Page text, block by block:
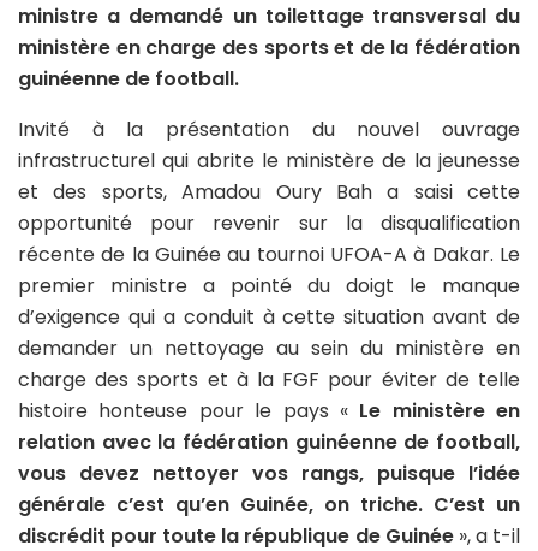
ministre a demandé un toilettage transversal du
ministère en charge des sports et de la fédération
guinéenne de football.
Invité à la présentation du nouvel ouvrage
infrastructurel qui abrite le ministère de la jeunesse
et des sports, Amadou Oury Bah a saisi cette
opportunité pour revenir sur la disqualification
récente de la Guinée au tournoi UFOA-A à Dakar. Le
premier ministre a pointé du doigt le manque
d’exigence qui a conduit à cette situation avant de
demander un nettoyage au sein du ministère en
charge des sports et à la FGF pour éviter de telle
histoire honteuse pour le pays « Le ministère en
relation avec la fédération guinéenne de football,
vous devez nettoyer vos rangs, puisque l’idée
générale c’est qu’en Guinée, on triche. C’est un
discrédit pour toute la république de Guinée», a t-il